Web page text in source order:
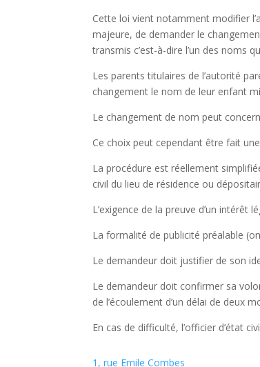
Cette loi vient notamment modifier
majeure, de demander le
transmis c’est-à-dire l’un des noms
Les parents titulaires de l’autorité
changement le nom de leur enfant
Le changement de nom peut
Ce choix peut cependant être fait
La procédure est réellement
civil du lieu de résidence ou
L’exigence de la preuve d’un intérêt
La formalité de publicité préalable
Le demandeur doit justifier de son
Le demandeur doit confirmer sa
de l’écoulement d’un délai de deux
En cas de difficulté, l’officier d’état
1, rue Emile Combes